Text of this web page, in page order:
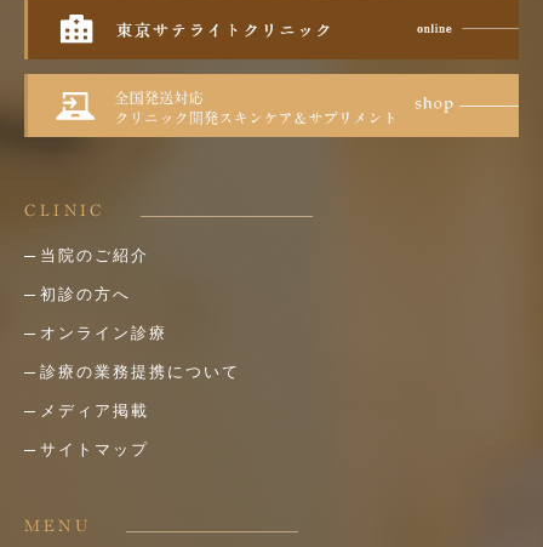
CLINIC
当院のご紹介
初診の方へ
オンライン診療
診療の業務提携について
メディア掲載
サイトマップ
MENU